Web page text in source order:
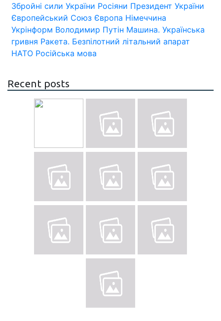
Збройні сили України Росіяни Президент України
Європейський Союз Європа Німеччина
Укрінформ Володимир Путін Машина. Українська
гривня Ракета. Безпілотний літальний апарат
НАТО Російська мова
Recent posts